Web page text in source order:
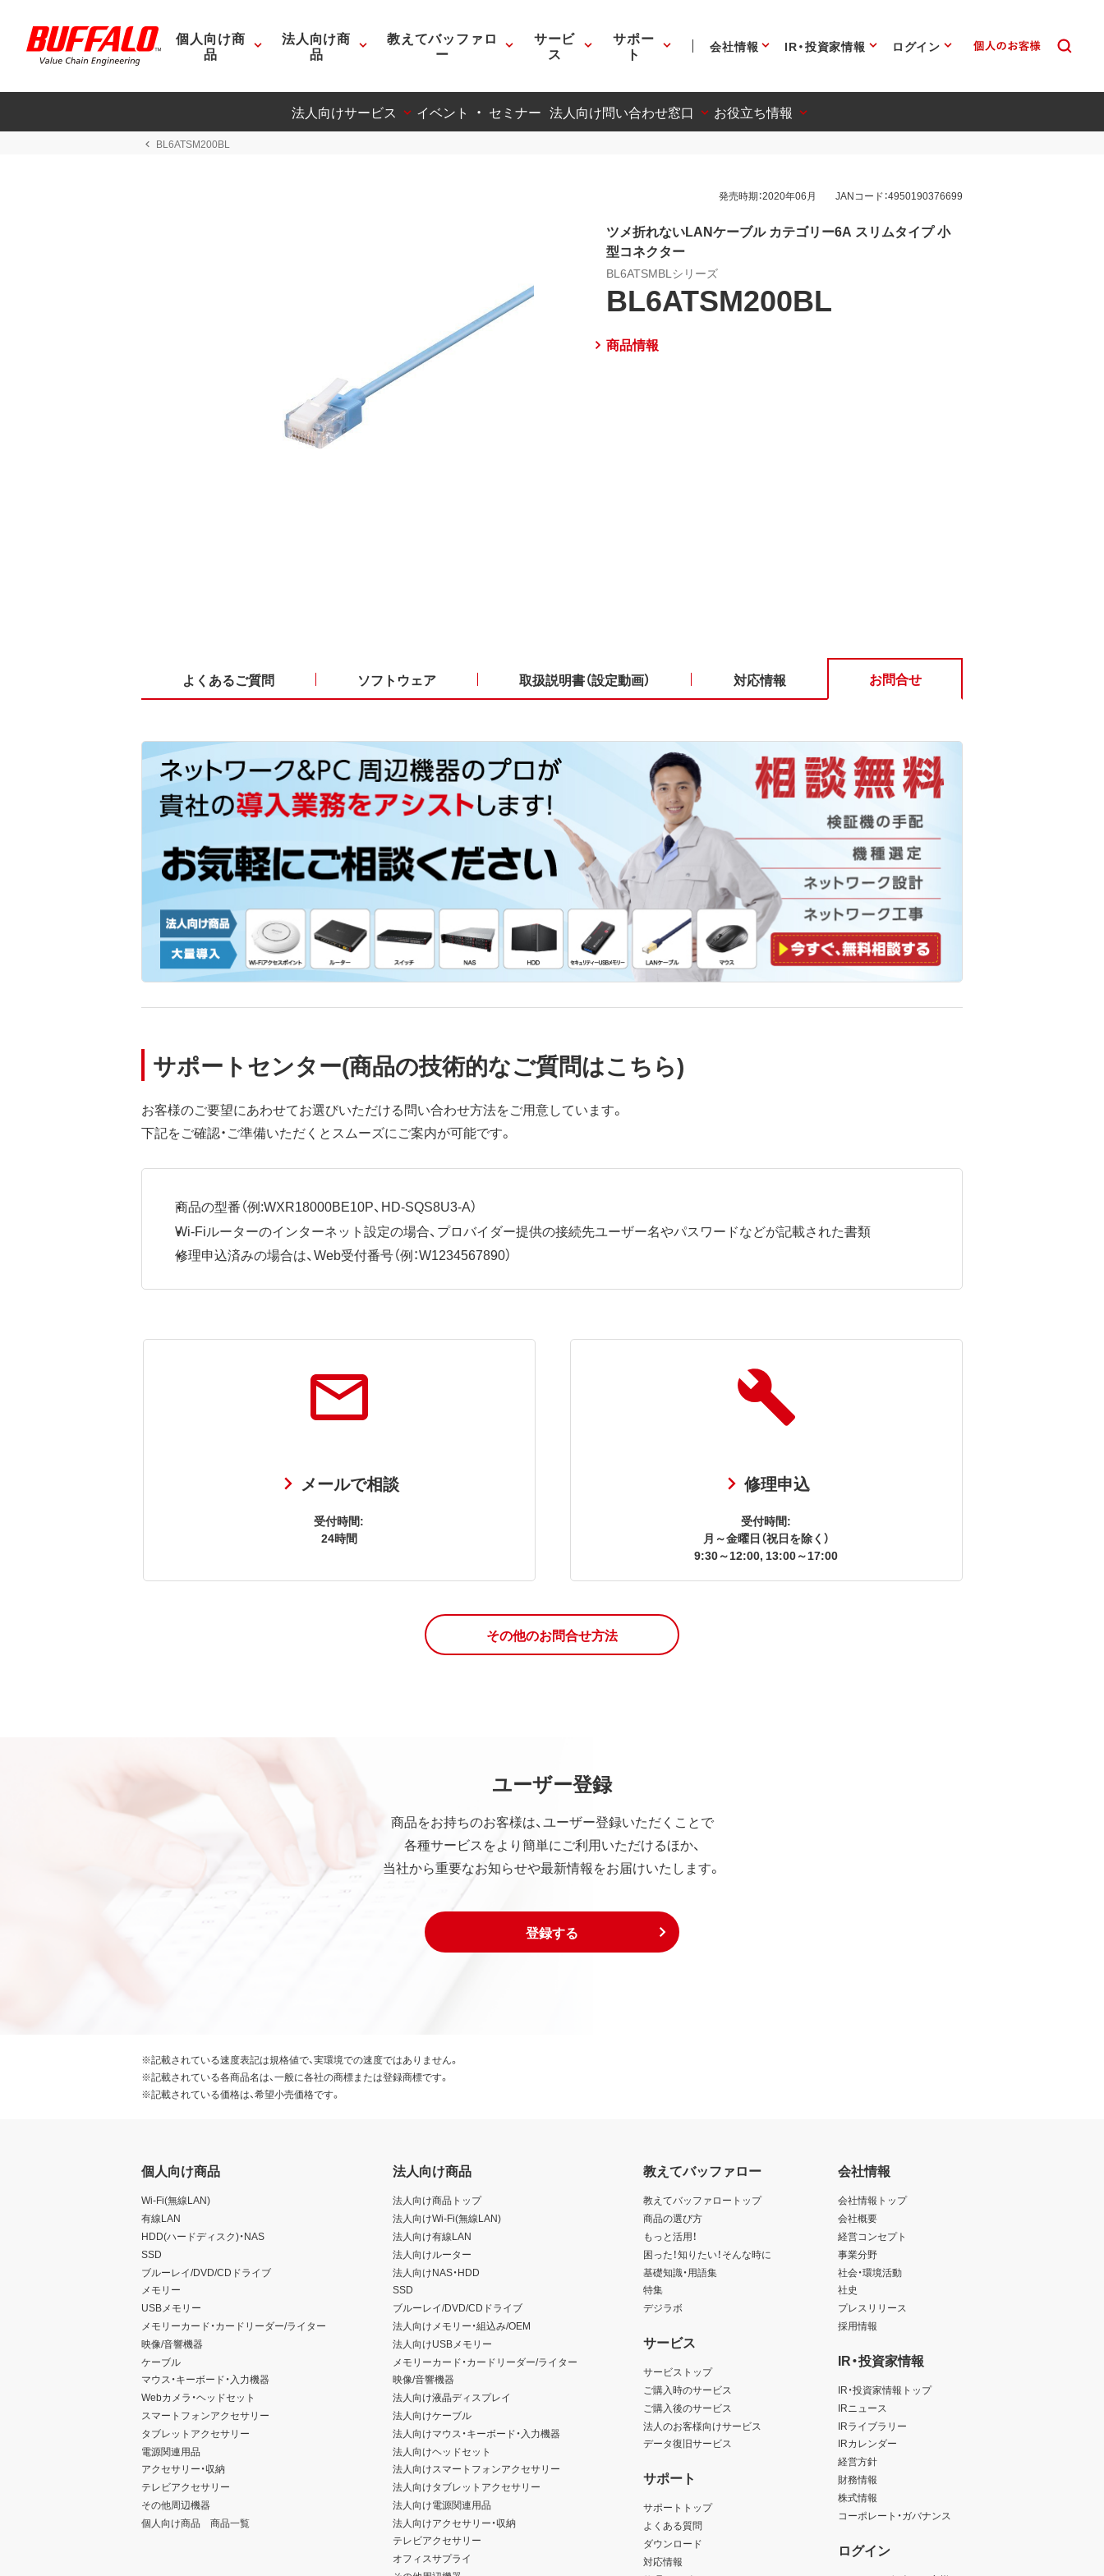
個人向け商
品
法人向け商
品
教えてバッファロ
ー
サービ
ス
サポー
ト 会社情報 IR・投資家情報 ログイン
法人向けサービス イベント ・ セミナー 法人向け問い合わせ窓口 お役立ち情報
BL6ATSM200BL
発売時期：2020年06月 JANコード：4950190376699
ツメ折れないLANケーブル カテゴリー6A スリムタイプ 小
型コネクター
BL6ATSMBLシリーズ
BL6ATSM200BL
商品情報
よくあるご質問 ソフトウェア 取扱説明書（設定動画） 対応情報 お問合せ
サポートセンター(商品の技術的なご質問はこちら)
お客様のご要望にあわせてお選びいただける問い合わせ方法をご用意しています。
下記をご確認・ご準備いただくとスムーズにご案内が可能です。
商品の型番（例:WXR18000BE10P、HD-SQS8U3-A）
Wi-Fiルーターのインターネット設定の場合、プロバイダー提供の接続先ユーザー名やパスワードなどが記載された書類
修理申込済みの場合は、Web受付番号（例：W1234567890）
メールで相談
受付時間:
24時間
修理申込
受付時間:
月～金曜日（祝日を除く）
9:30～12:00, 13:00～17:00
その他のお問合せ方法
ユーザー登録
商品をお持ちのお客様は、ユーザー登録いただくことで
各種サービスをより簡単にご利用いただけるほか、
当社から重要なお知らせや最新情報をお届けいたします。
登録する
※記載されている速度表記は規格値で、実環境での速度ではありません。
※記載されている各商品名は、一般に各社の商標または登録商標です。
※記載されている価格は、希望小売価格です。
個人向け商品
Wi-Fi(無線LAN)
有線LAN
HDD(ハードディスク)・NAS
SSD
ブルーレイ/DVD/CDドライブ
メモリー
USBメモリー
メモリーカード・カードリーダー/ライター
映像/音響機器
ケーブル
マウス・キーボード・入力機器
Webカメラ・ヘッドセット
スマートフォンアクセサリー
タブレットアクセサリー
電源関連用品
アクセサリー・収納
テレビアクセサリー
その他周辺機器
個人向け商品 商品一覧
法人向け商品
法人向け商品トップ
法人向けWi-Fi(無線LAN)
法人向け有線LAN
法人向けルーター
法人向けNAS・HDD
SSD
ブルーレイ/DVD/CDドライブ
法人向けメモリー・組込み/OEM
法人向けUSBメモリー
メモリーカード・カードリーダー/ライター
映像/音響機器
法人向け液晶ディスプレイ
法人向けケーブル
法人向けマウス・キーボード・入力機器
法人向けヘッドセット
法人向けスマートフォンアクセサリー
法人向けタブレットアクセサリー
法人向け電源関連用品
法人向けアクセサリー・収納
テレビアクセサリー
オフィスサプライ
教えてバッファロー
教えてバッファロートップ
商品の選び方
もっと活用！
困った！知りたい！そんな時に
基礎知識・用語集
特集
デジラボ
サービス
サービストップ
ご購入時のサービス
ご購入後のサービス
法人のお客様向けサービス
データ復旧サービス
サポート
サポートトップ
よくある質問
ダウンロード
対応情報
会社情報
会社情報トップ
会社概要
経営コンセプト
事業分野
社会・環境活動
社史
プレスリリース
採用情報
IR・投資家情報
IR・投資家情報トップ
IRニュース
IRライブラリー
IRカレンダー
経営方針
財務情報
株式情報
コーポレート・ガバナンス
ログイン